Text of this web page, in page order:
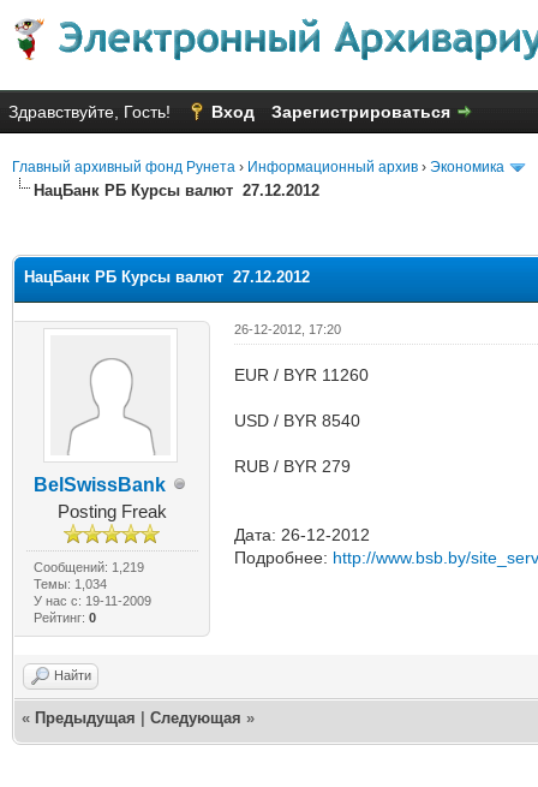
Здравствуйте, Гость! Вход Зарегистрироваться
Главный архивный фонд Рунета › Информационный архив › Экономика
НацБанк РБ Курсы валют 27.12.2012
НацБанк РБ Курсы валют 27.12.2012
BelSwissBank
Posting Freak
Сообщений: 1,219
Темы: 1,034
У нас с: 19-11-2009
Рейтинг: 0
26-12-2012, 17:20
EUR / BYR 11260
USD / BYR 8540
RUB / BYR 279
Дата: 26-12-2012
Подробнее: http://www.bsb.by/
Найти
« Предыдущая Следующая »